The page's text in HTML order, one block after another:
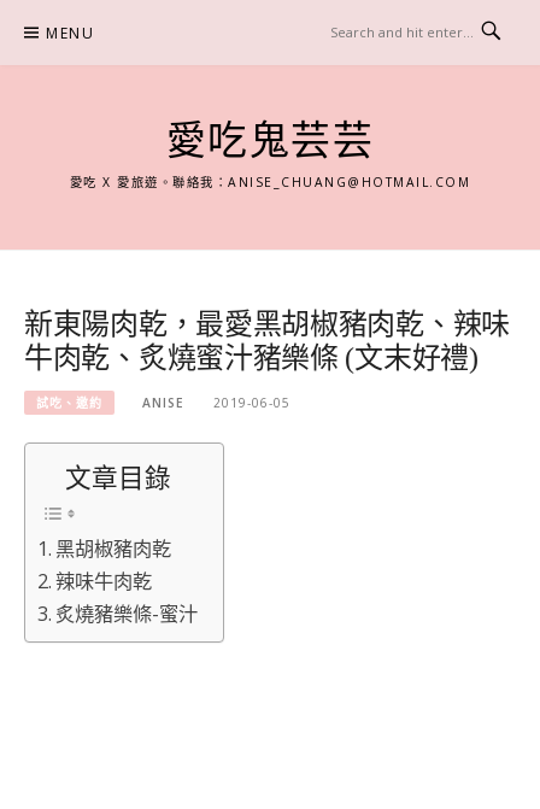
content
MENU
愛吃鬼芸芸
愛吃 X 愛旅遊。聯絡我：ANISE_CHUANG@HOTMAIL.COM
新東陽肉乾，最愛黑胡椒豬肉乾、辣味
牛肉乾、炙燒蜜汁豬樂條 (文末好禮)
試吃、邀約 ANISE 2019-06-05
文章目錄
黑胡椒豬肉乾
辣味牛肉乾
炙燒豬樂條-蜜汁